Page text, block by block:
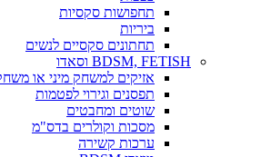
תחפושות סקסיות
ביריות
תחתונים סקסיים לנשים
BDSM, FETISH וסאדו
אזיקים למשחק מיני או
תפסנים וגירוי לפטמות
שוטים ומחבטים
מסכות וקולרים בדס"מ
ערכות קשירה